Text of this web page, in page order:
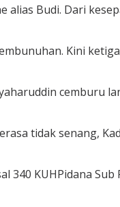
alias Budi. Dari
Kini
cemburu
tidak senang,
KUHPidana Sub